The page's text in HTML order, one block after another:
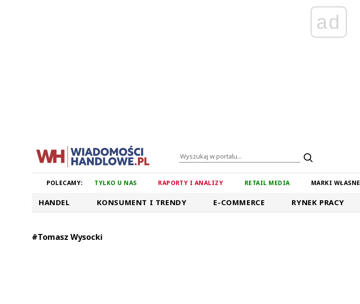
ad
POLECAMY: TYLKO U NAS RAPORTY I ANALIZY RETAIL MEDIA MARKI WŁASNE
HANDEL KONSUMENT I TRENDY E-COMMERCE RYNEK PRACY
#Tomasz Wysocki